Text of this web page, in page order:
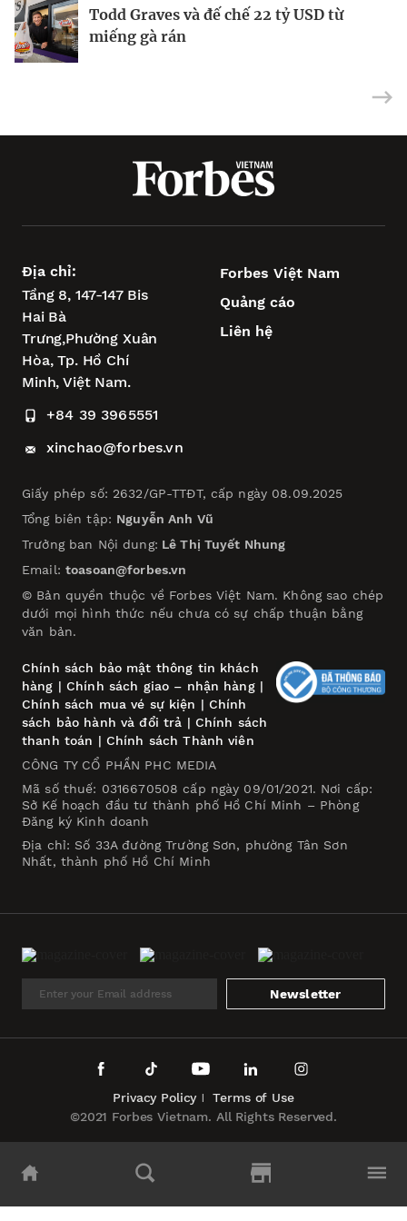
Todd Graves và đế chế 22 tỷ USD từ
miếng gà rán
Làm thế nào Adam W xây dựng thương
hiệu truyền thông trị giá hàng triệu đô?
Nghệ thuật nâng tầm khách hàng mua
kim cương tại Lugano Diamonds
Địa chỉ:
Tầng 8, 147-147 Bis
Hai Bà
Trưng,Phường Xuân
Hòa,Tp. Hồ Chí
Minh, Việt Nam.
+84 39 3965551
xinchao@forbes.vn
Forbes Việt Nam
Quảng cáo
Liên hệ
Giấy phép số: 2632/GP-TTĐT, cấp ngày 08.09.2025
Tổng biên tập: Nguyễn Anh Vũ
Trưởng ban Nội dung: Lê Thị Tuyết Nhung
Email: toasoan@forbes.vn
© Bản quyền thuộc về Forbes Việt Nam. Không sao chép
dưới mọi hình thức nếu chưa có sự chấp thuận bằng
văn bản.
Chính sách bảo mật thông tin khách
hàng | Chính sách giao – nhận hàng|
Chính sách mua vé sự kiện | Chính
sách bảo hành và đổi trả | Chính sách
thanh toán | Chính sách Thành viên
CÔNG TY CỔ PHẦN PHC MEDIA
Mã số thuế: 0316670508 cấp ngày 09/01/2021. Nơi cấp:
Sở Kế hoạch đầu tư thành phố Hồ Chí Minh – Phòng
Đăng ký Kinh doanh
Địa chỉ: Số 33A đường Trường Sơn, phường Tân Sơn
Nhất, thành phố Hồ Chí Minh
Newsletter
©2021 Forbes Vietnam. All Rights Reserved.
Privacy Policy Terms of Use